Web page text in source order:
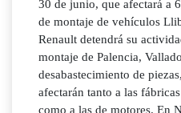
30 de junio, que afectará a
de montaje de vehículos
Renault detendrá su
montaje de Palencia,
desabastecimiento de
afectarán tanto a las
como a las de motores. En